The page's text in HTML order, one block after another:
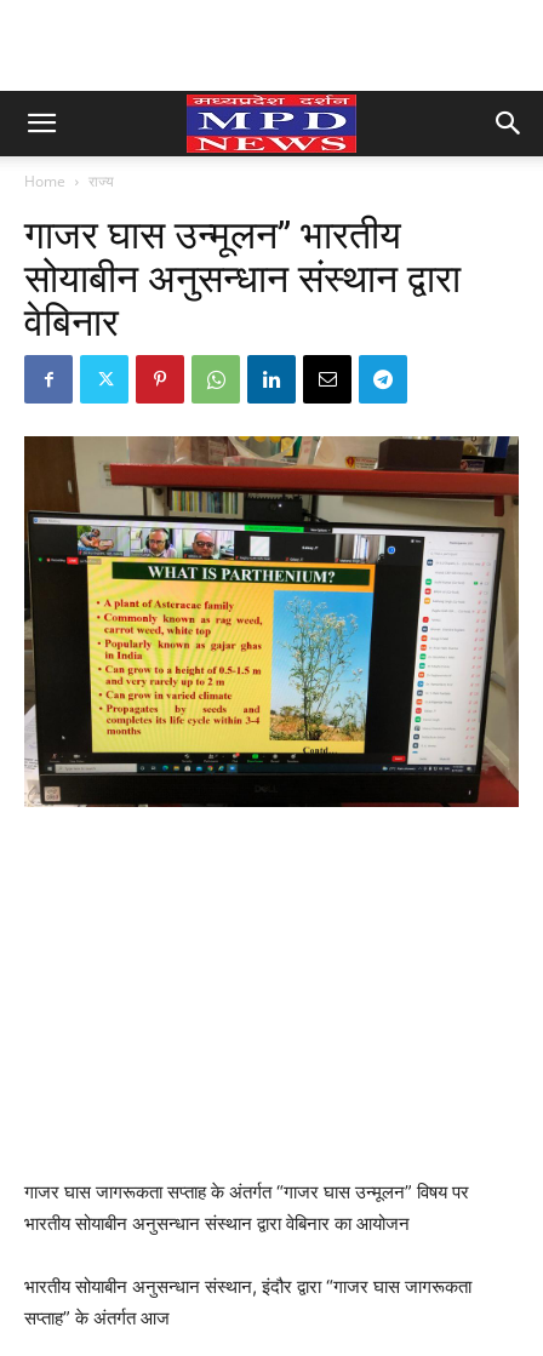
Home राज्य
गाजर घास उन्मूलन” भारतीय
सोयाबीन अनुसन्धान संस्थान द्वारा
वेबिनार
गाजर घास जागरूकता सप्ताह के अंतर्गत “गाजर घास उन्मूलन” विषय पर
भारतीय सोयाबीन अनुसन्धान संस्थान द्वारा वेबिनार का आयोजन
भारतीय सोयाबीन अनुसन्धान संस्थान, इंदौर द्वारा “गाजर घास जागरूकता
सप्ताह” के अंतर्गत आज